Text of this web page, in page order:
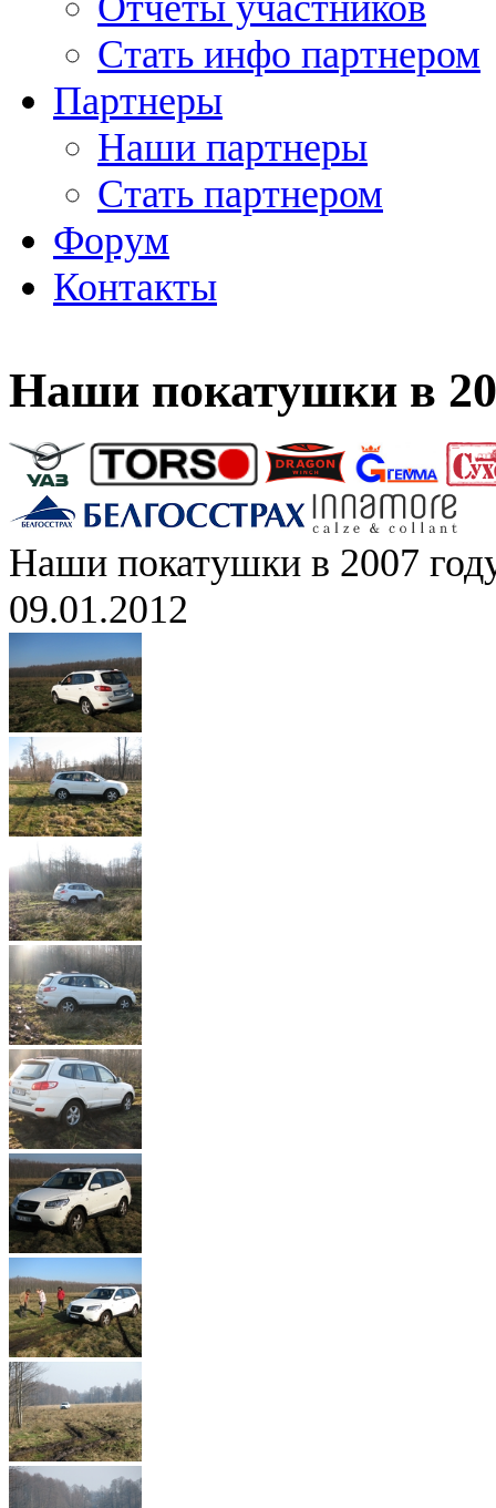
Стать инфо партнером
Партнеры
Наши партнеры
Стать партнером
Форум
Контакты
Наши покатушки в
Наши покатушки в 2007
09.01.2012